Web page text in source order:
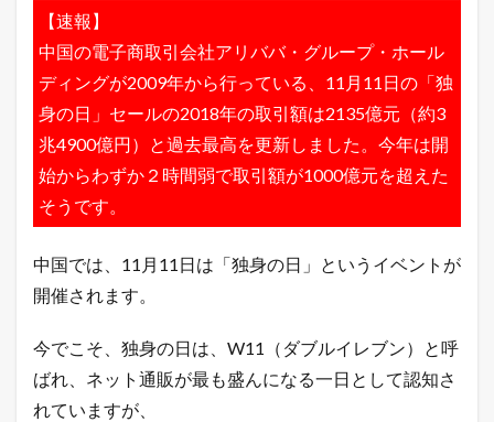
の
日
！
リ
バ
の
W
1
1
（
ブ
ル
イ
ブ
）
開
【速報】
中国の電子商取引会社アリババ・グループ・ホール
ディングが2009年から行っている、11月11日の「独
身の日」セールの2018年の取引額は2135億元（約3
兆4900億円）と過去最高を更新しました。今年は開
始からわずか２時間弱で取引額が1000億元を超えた
そうです。
中国では、11月11日は「独身の日」というイベントが
開催されます。
今でこそ、独身の日は、W11（ダブルイレブン）と呼
ばれ、ネット通販が最も盛んになる一日として認知さ
れていますが、